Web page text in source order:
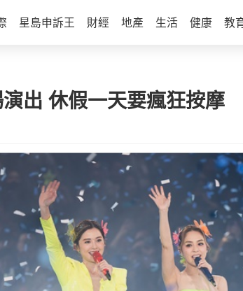
星島申訴王 財經 地產 生活 健康 教
出 休假一天要瘋狂按摩